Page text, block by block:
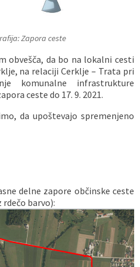
Zapora ceste
obvešča, da bo na lokalni cesti
na relaciji Cerklje – Trata pri
komunalne infrastrukture
ceste do 17. 9. 2021.
da upoštevajo spremenjeno
delne zapore občinske ceste
barvo):